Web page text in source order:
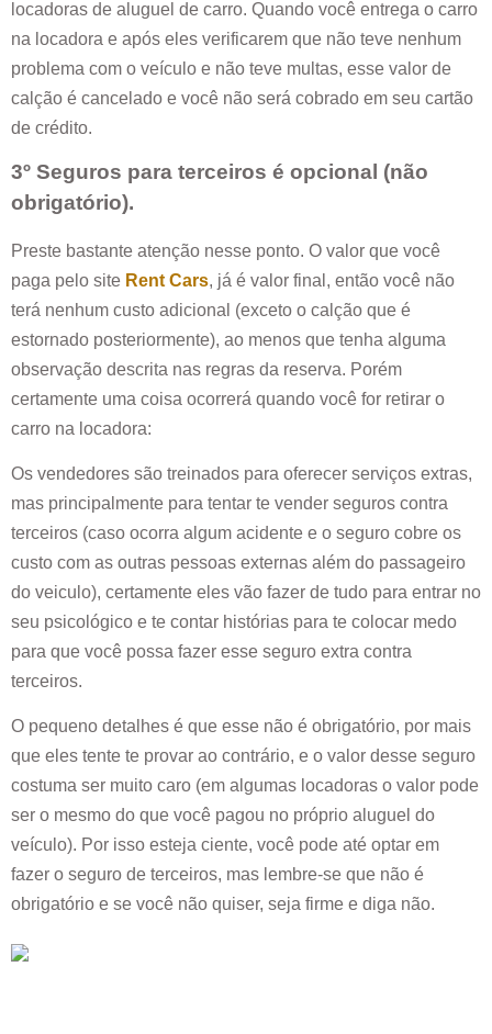
locadoras de aluguel de carro. Quando você entrega o carro
na locadora e após eles verificarem que não teve nenhum
problema com o veículo e não teve multas, esse valor de
calção é cancelado e você não será cobrado em seu cartão
de crédito.
3º Seguros para terceiros é opcional (não
obrigatório).
Preste bastante atenção nesse ponto. O valor que você
paga pelo site Rent Cars, já é valor final, então você não
terá nenhum custo adicional (exceto o calção que é
estornado posteriormente), ao menos que tenha alguma
observação descrita nas regras da reserva. Porém
certamente uma coisa ocorrerá quando você for retirar o
carro na locadora:
Os vendedores são treinados para oferecer serviços extras,
mas principalmente para tentar te vender seguros contra
terceiros (caso ocorra algum acidente e o seguro cobre os
custo com as outras pessoas externas além do passageiro
do veiculo), certamente eles vão fazer de tudo para entrar no
seu psicológico e te contar histórias para te colocar medo
para que você possa fazer esse seguro extra contra
terceiros.
O pequeno detalhes é que esse não é obrigatório, por mais
que eles tente te provar ao contrário, e o valor desse seguro
costuma ser muito caro (em algumas locadoras o valor pode
ser o mesmo do que você pagou no próprio aluguel do
veículo). Por isso esteja ciente, você pode até optar em
fazer o seguro de terceiros, mas lembre-se que não é
obrigatório e se você não quiser, seja firme e diga não.